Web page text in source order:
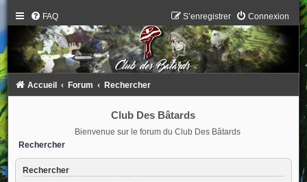
FAQ Connexion
S’enregistrer
Accueil Forum Rechercher
Club Des Bâtards
Bienvenue sur le forum du Club Des Bâtards
Rechercher
Rechercher